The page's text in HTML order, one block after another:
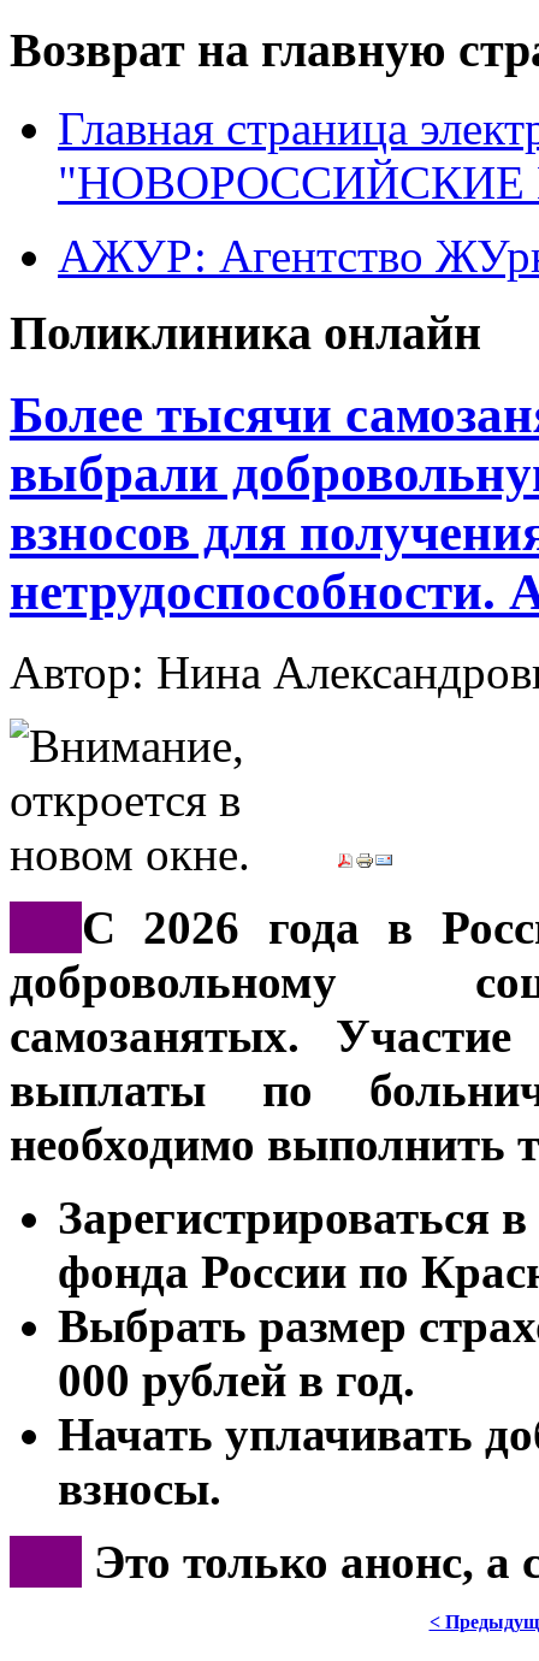
Возврат на главную
Главная страница
"НОВОРОССИЙСКИЕ
АЖУР: Агентство
Поликлиника онлайн
Более тысячи
выбрали
взносов для
нетрудоспособности.
Автор: Нина
С 2026 года в
добровольному
самозанятых.
выплаты по
необходимо выполнить
Зарегистрироваться
фонда России по
Выбрать размер
000 рублей в год.
Начать уплачивать
взносы.
Это только анонс, а
<